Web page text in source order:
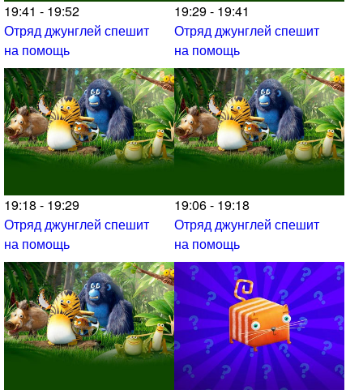
19:41 - 19:52
Отряд джунглей спешит
на помощь
19:29 - 19:41
Отряд джунглей спешит
на помощь
19:18 - 19:29
Отряд джунглей спешит
на помощь
19:06 - 19:18
Отряд джунглей спешит
на помощь